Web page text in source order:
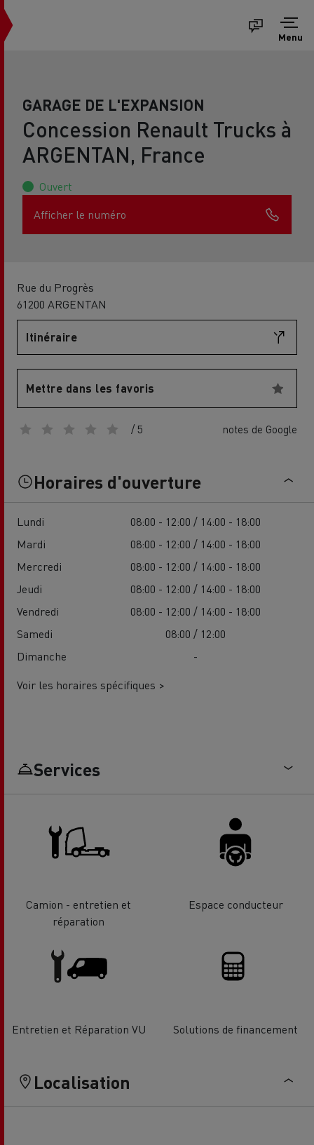
Menu
GARAGE DE L'EXPANSION
Concession Renault Trucks à
ARGENTAN, France
Ouvert
Afficher le numéro
Rue du Progrès
61200 ARGENTAN
Itinéraire
Mettre dans les favoris
/ 5 notes de Google
Horaires d'ouverture
Lundi
08:00 - 12:00 / 14:00 - 18:00
Mardi
08:00 - 12:00 / 14:00 - 18:00
Mercredi
08:00 - 12:00 / 14:00 - 18:00
Jeudi
08:00 - 12:00 / 14:00 - 18:00
Vendredi
08:00 - 12:00 / 14:00 - 18:00
Samedi
08:00 / 12:00
Dimanche
-
Voir les horaires spécifiques >
Services
Camion - entretien et
réparation
Espace conducteur
Entretien et Réparation VU Solutions de financement
Localisation